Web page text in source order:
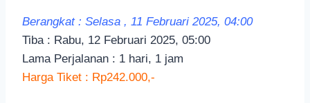
Berangkat : Selasa , 11 Februari 2025, 04:00
Tiba : Rabu, 12 Februari 2025, 05:00
Lama Perjalanan : 1 hari, 1 jam
Harga Tiket : Rp242.000,-